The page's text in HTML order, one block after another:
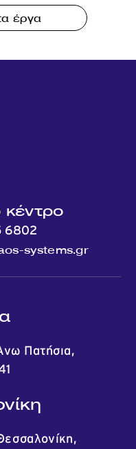
έργα
6802
systems.gr
Πατήσια,